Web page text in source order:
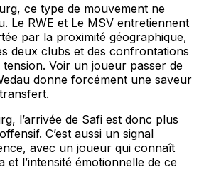
ce type de mouvement ne
Le RWE et Le MSV entretiennent
par la proximité géographique,
deux clubs et des confrontations
Voir un joueur passer de
donne forcément une saveur
l’arrivée de Safi est donc plus
C’est aussi un signal
avec un joueur qui connaît
et l’intensité émotionnelle de ce